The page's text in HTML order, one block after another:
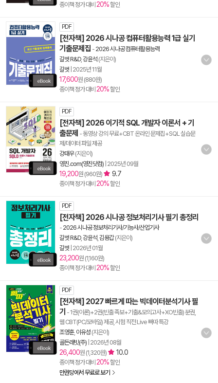
종이책 정가 대비 20%할인
PDF
[전자책] 2026 시나공 컴퓨터활용능력 1급 실기
기출문제집 - 2026 시나공 컴퓨터활용능력
길벗 R&D, 강윤석 (지은이)
길벗 2025년 11월
17,600원 (880원)
종이책 정가 대비 20%할인
PDF
[전자책] 2026 이기적 SQL 개발자 이론서 + 기
출문제 - 동영상 강의 무료+CBT 온라인 문제집+SQL 실습문
제/데이터 파일 제공
강태우(지은이)
영진.com(영진닷컴) 2025년 09월
19,200원 (960원) 9.7
종이책 정가 대비 20%할인
PDF
[전자책] 2026 시나공 정보처리기사 필기 총정리
- 2026 시나공 정보처리기사/기능사/산업기사
길벗 R&D, 강윤석 김용갑(지은이)
길벗 2026년 01월
23,200원 (1,160원)
종이책 정가 대비 20%할인
PDF
[전자책] 2027 빠르게 따는 빅데이터분석기사 필
기 - 1권(이론)+2권(빈출 족보+기출&모의고사+XO빈출) 분권,
웹 CBT(PC/모바일) 제공, 시험 직전 Live 빠따 특강
조영훈, 이유성 (지은이)
골든래빗(주) 2026년 08월
26,400원 (1,320원) 10.0
종이책 정가 대비 20%할인
만권당에서 무료로 보기